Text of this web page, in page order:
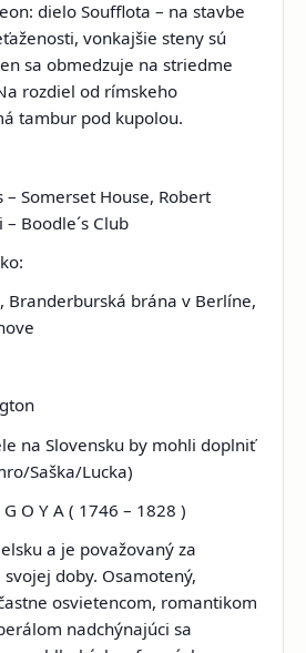
: dielo Soufflota – na stavbe
vonkajšie steny sú
sa obmedzuje na striedme
rozdiel od rímskeho
tambur pod kupolou.
–Somerset House, Robert
– Boodle´s Club
Branderburská brána v Berlíne,
na Slovensku by mohli doplniť
Saška/Lucka)
G O Y A( 1746 – 1828 )
a je považovaný za
doby. Osamotený,
osvietencom, romantikom
nadchýnajúci sa